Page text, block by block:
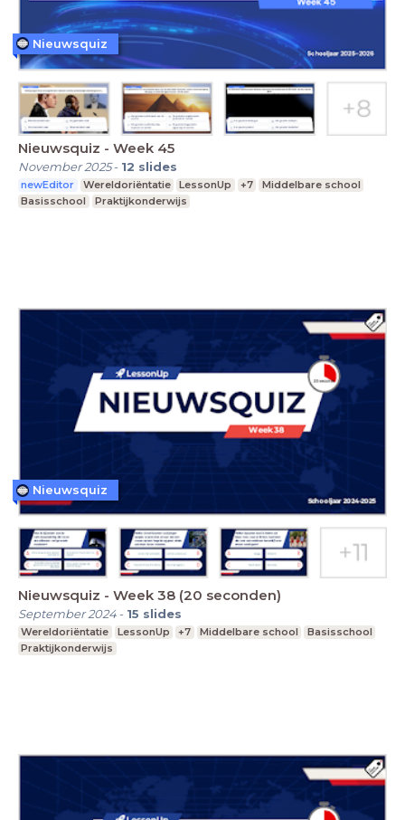
Nieuwsquiz - Week 45
November 2025- 12 slides
newEditor Wereldoriëntatie LessonUp +7
Middelbare school
Basisschool
Praktijkonderwijs
Nieuwsquiz
Nieuwsquiz - Week 38 (20 seconden)
September 2024- 15 slides
Wereldoriëntatie LessonUp +7 Middelbare school
Basisschool
Praktijkonderwijs
Nieuwsquiz